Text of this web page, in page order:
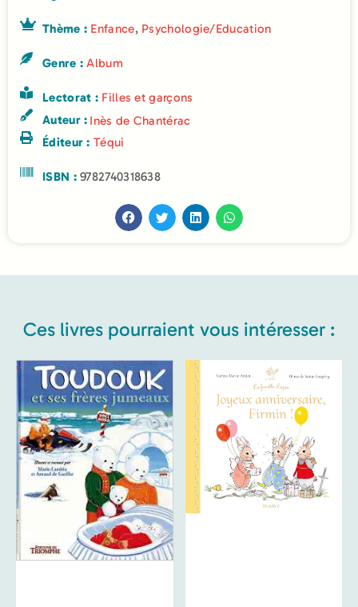
Thème : Enfance, Psychologie/Education
Genre :Album
Lectorat : Filles et garçons
Auteur : Inès de Chantérac
Éditeur : Téqui
ISBN :9782740318638
Ces livres pourraient vous intéresser :